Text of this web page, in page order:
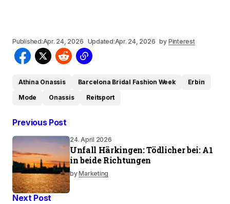
Published:Apr. 24, 2026 Updated:Apr. 24, 2026 by Pinterest
Athina Onassis Barcelona Bridal Fashion Week
Erbin
Mode
Onassis Reitsport
Previous Post
24. April 2026
Unfall Härkingen: Tödlicher bei: A1
in beide Richtungen
byMarketing
Next Post